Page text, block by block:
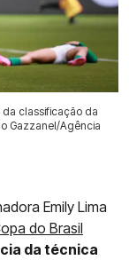
da classificação da
Gazzanel/Agência
Emily Lima
do Brasil
da técnica